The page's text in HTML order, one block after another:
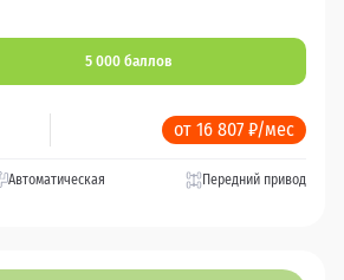
5 000 баллов
от 16 807 ₽/мес
Автоматическая Передний привод